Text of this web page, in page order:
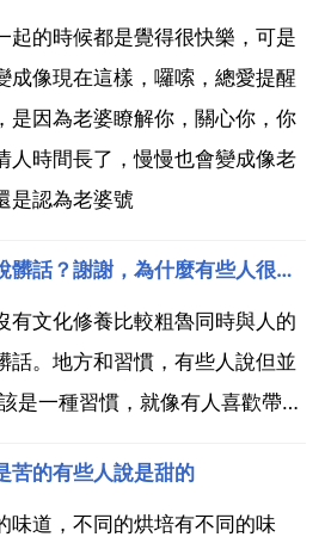
起的時候都是覺得很快樂，可是
成像現在這樣，囉嗦，總愛提醒
是因為老婆瞭解你，關心你，你
人時間長了，慢慢也會變成像老
是認為老婆號
為什麼有些人很喜歡說髒話？謝謝，為什麼有些人很喜歡說別人裝逼
有文化修養比較粗魯同時與人的
話。地方和習慣，有些人說但並
是一種習慣，就像有人喜歡帶一
的毛病的原因，主要應該是從
家庭環境的影響，自己的不自
苦的有些人說是甜的
味道，不同的烘培有不同的味